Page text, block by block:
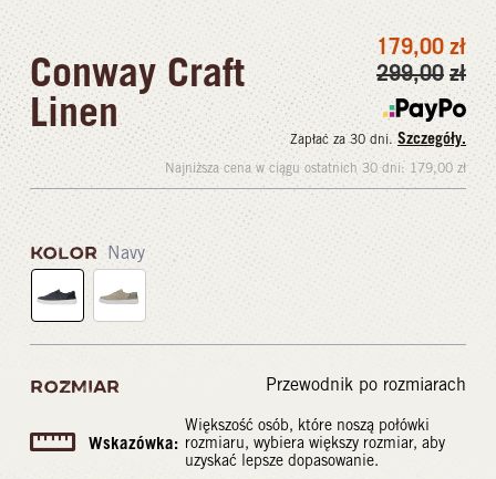
Conway Craft
Linen
179,00 zł
299,00 zł
Zapłać za 30 dni.Szczegóły.
Najniższa cena w ciągu ostatnich 30 dni: 179,00 zł
KOLOR Navy
ROZMIAR Przewodnik po rozmiarach
Wskazówka:
Większość osób, które noszą połówki
rozmiaru, wybiera większy rozmiar, aby
uzyskać lepsze dopasowanie.